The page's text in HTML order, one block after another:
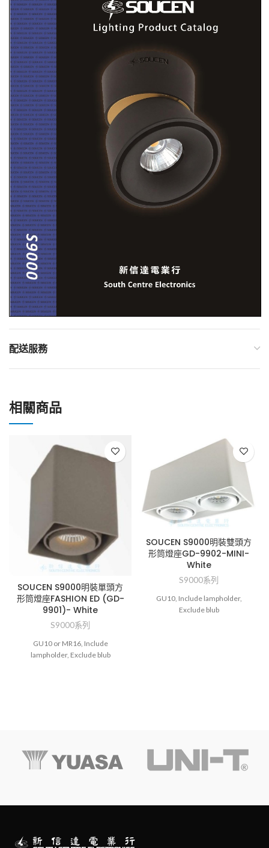
配送服務
相關商品
SOUCEN S9000明裝單頭方
形筒燈座FASHION ED (GD-
9901)- White
S9000系列
GU10 or MR16, Include
lampholder, Exclude blub
SOUCEN S9000明裝雙頭方
形筒燈座GD-9902-MINI-
White
S9000系列
GU10, Include lampholder,
Exclude blub